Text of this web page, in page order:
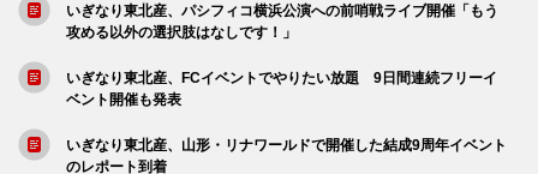
いぎなり東北産、パシフィコ横浜公演への前哨戦ライブ開催「もう
攻める以外の選択肢はなしです！」
いぎなり東北産、FCイベントでやりたい放題 9日間連続フリーイ
ベント開催も発表
いぎなり東北産、山形・リナワールドで開催した結成9周年イベント
のレポート到着